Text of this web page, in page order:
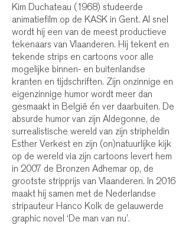
Kim Duchateau (1968) studeerde
animatiefilm op de KASK in Gent. Al snel
wordt hij een van de meest productieve
tekenaars van Vlaanderen. Hij tekent en
tekende strips en cartoons voor alle
mogelijke binnen- en buitenlandse
kranten en tijdschriften. Zijn onzinnige en
eigenzinnige humor wordt meer dan
gesmaakt in België én ver daarbuiten. De
absurde humor van zijn Aldegonne, de
surrealistische wereld van zijn stripheldin
Esther Verkest en zijn (on)natuurlijke kijk
op de wereld via zijn cartoons levert hem
in 2007 de Bronzen Adhemar op, de
grootste stripprijs van Vlaanderen. In 2016
maakt hij samen met de Nederlandse
stripauteur Hanco Kolk de gelauwerde
graphic novel ‘De man van nu’.